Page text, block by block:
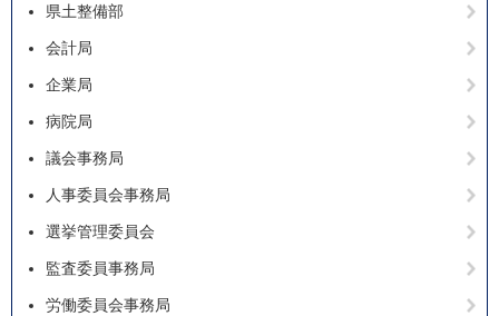
県土整備部
会計局
企業局
病院局
議会事務局
人事委員会事務局
選挙管理委員会
監査委員事務局
労働委員会事務局